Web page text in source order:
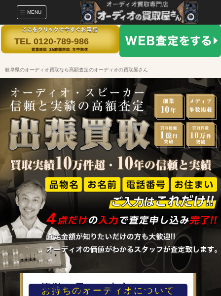
MENU
TEL 0120-789-986
岐阜県のオーディオ買取なら高額査定のオーディオの買取屋さん
簡単！早い！査定フォーム
お持ちのオーディオについて